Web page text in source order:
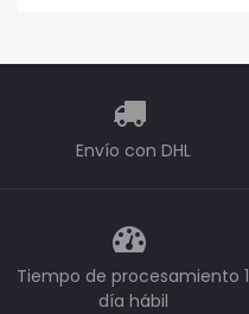
Envío con DHL
Tiempo de procesamiento 1
día hábil